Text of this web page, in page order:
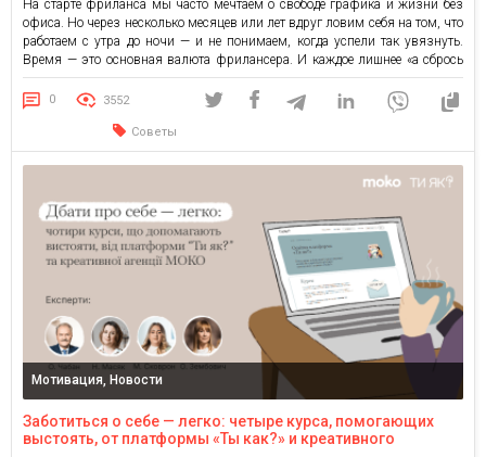
На старте фриланса мы часто мечтаем о свободе графика и жизни без
офиса. Но через несколько месяцев или лет вдруг ловим себя на том, что
работаем с утра до ночи — и не понимаем, когда успели так увязнуть.
Время — это основная валюта фрилансера. И каждое лишнее «а сбрось
еще раз», каждый повторный ответ на […]
0 3552
Советы
Мотивация, Новости
Заботиться о себе — легко: четыре курса, помогающих
выстоять, от платформы «Ты как?» и креативного